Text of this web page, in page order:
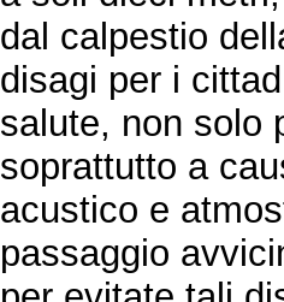
dal calpestio
disagi per i
salute, non solo
soprattutto a
acustico e
passaggio